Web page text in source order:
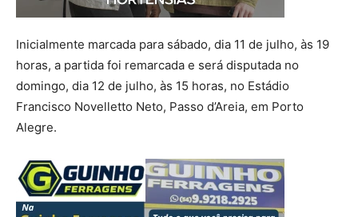
Inicialmente marcada para sábado, dia 11 de julho, às 19
horas, a partida foi remarcada e será disputada no
domingo, dia 12 de julho, às 15 horas, no Estádio
Francisco Novelletto Neto, Passo d’Areia, em Porto
Alegre.